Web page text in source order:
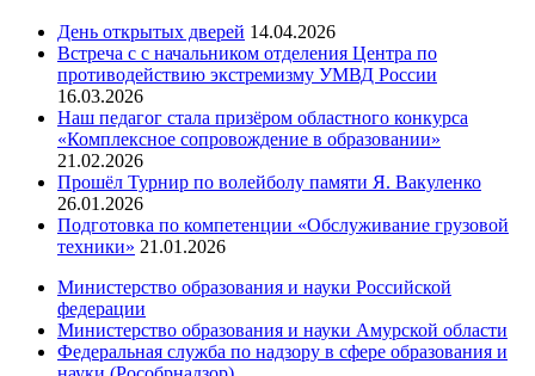
День открытых дверей 14.04.2026
Встреча с с начальником отделения Центра по
противодействию экстремизму УМВД России
16.03.2026
Наш педагог стала призёром областного конкурса
«Комплексное сопровождение в образовании»
21.02.2026
Прошёл Турнир по волейболу памяти Я. Вакуленко
26.01.2026
Подготовка по компетенции «Обслуживание грузовой
техники» 21.01.2026
Министерство образования и науки Российской
федерации
Министерство образования и науки Амурской области
Федеральная служба по надзору в сфере образования и